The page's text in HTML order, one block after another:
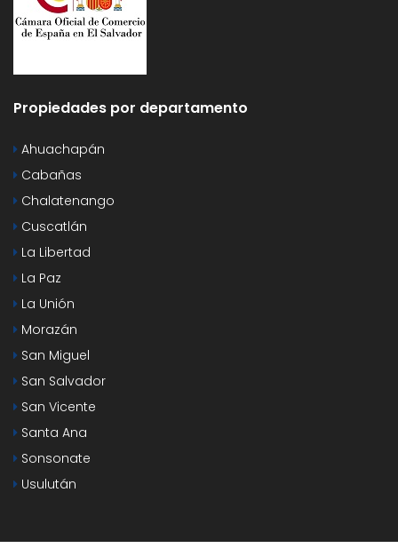
Propiedades por departamento
Ahuachapán
Cabañas
Chalatenango
Cuscatlán
La Libertad
La Paz
La Unión
Morazán
San Miguel
San Salvador
San Vicente
Santa Ana
Sonsonate
Usulután